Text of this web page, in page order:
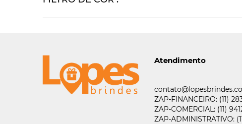
Atendimento
ZAP-FINANCEIRO: (11)
ZAP-COMERCIAL: (11)
ZAP-ADMINISTRATIVO: